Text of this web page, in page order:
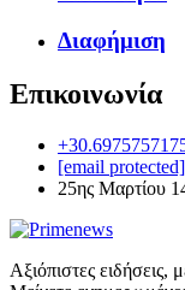
Διαφήμιση
Επικοινωνία
[email protected]
25ης Μαρτίου
Αξιόπιστες